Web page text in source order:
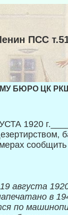
ПСС
БЮРО ЦК РКЩ
1920
августа
по